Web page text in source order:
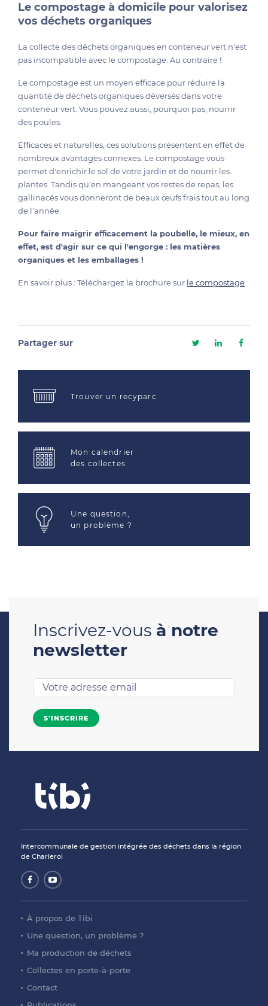
Le compostage à domicile pour valorisez
vos déchets organiques
La collecte des déchets organiques en conteneur vert n'est
pas incompatible avec le compostage. Au contraire !
Le compostage est un moyen eﬃcace pour réduire la
quantité de déchets organiques déversés dans votre
conteneur vert. Vous pouvez aussi, pourquoi pas, nourrir
des poules.
Eﬃcaces et naturelles, ces solutions présentent en eﬀet de
nombreux avantages connexes. Le compostage vous
permet d'enrichir le sol de votre jardin et de nourrir les
plantes. Tandis qu'en mangeant vos restes de repas, les
gallinacés vous donneront de beaux œufs frais tout au long
de l'année.
Pour faire maigrir eﬃcacement la poubelle, le mieux, en
eﬀet, est d'agir sur ce qui l'engorge : les matières
organiques et les emballages !
En savoir plus : Téléchargez la brochure sur le compostage
Partager sur
Trouver un recyparc
Mon calendrier
des collectes
Une question,
un problème ?
Inscrivez-vous à notre
newsletter
Intercommunale de gestion intégrée des déchets dans la région
de Charleroi
À propos de Tibi
Une question, un problème ?
Ma production de déchets
Collectes en porte-à-porte
Contact